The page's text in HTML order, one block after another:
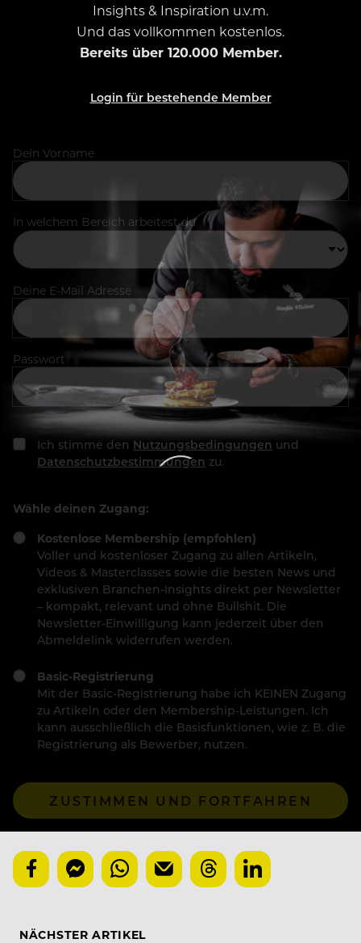
Insights & Inspiration u.v.m.
Und das vollkommen kostenlos.
Bereits über 120.000 Member.
Login für bestehende Member
Dein Vorname
In welchem Bereich arbeitest du
Deine E-Mail Adresse
Passwort
Ich stimme den Nutzungsbedingungen und
Datenschutzbestimmungen zu.
Wähle deinen Zugang:
Kostenlose Membership (empfohlen)
Voller und kostenloser Zugang zu allen Artikeln,
Videos & Masterclasses sowie die besten News und
exklusiven Branchen-Insights direkt per Newsletter
– kompakt, relevant und ohne Bullshit. Die
Newsletter-Einwilligung kann jederzeit über den
Abmeldelink widerrufen werden.
Basic-Registrierung
Mit der Basic-Registrierung habe ich KEINEN Zugang
zu Artikeln oder den Membership-Leistungen. Ich
kann ausschließlich die Basisfunktionen, wie z. B. die
Registrierung als Bewerber, nutzen.
ZUSTIMMEN UND FORTFAHREN
NÄCHSTER ARTIKEL